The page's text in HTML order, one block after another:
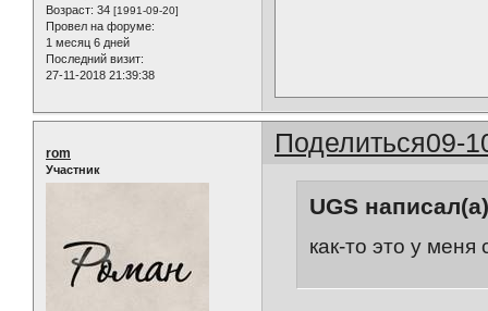
Возраст: 34 [1991-09-20]
Провел на форуме:
1 месяц 6 дней
Последний визит:
27-11-2018 21:39:38
Поделиться09-
rom
Участник
UGS
как-то это у меня